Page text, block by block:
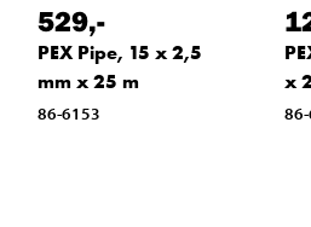
529,-
PEX Pipe, 15 x 2,5
mm x 25 m
86-6153
x